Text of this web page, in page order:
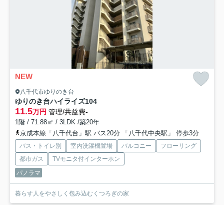
NEW
八千代市ゆりのき台
ゆりのき台ハイライズ104
11.5万円 管理/共益費-
1階 / 71.88㎡ / 3LDK /築20年
京成本線「八千代台」駅 バス20分 「八千代中央駅」 停歩3分
バス・トイレ別 室内洗濯機置場 バルコニー
フローリング
都市ガス
TVモニタ付インターホン
パノラマ
暮らす人をやさしく包み込むくつろぎの家